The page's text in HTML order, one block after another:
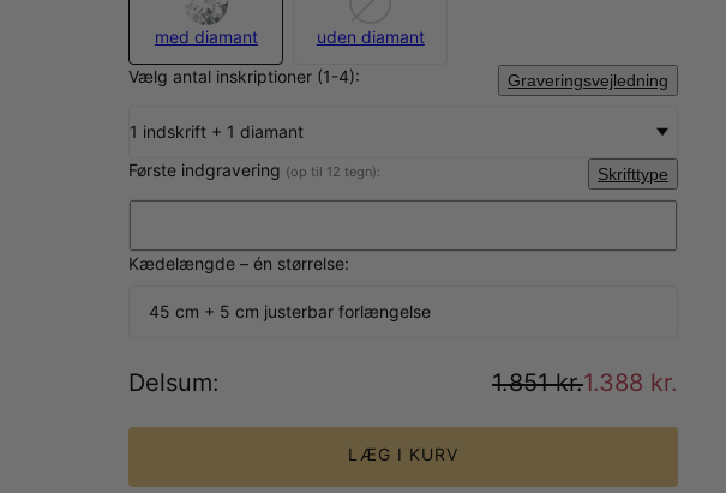
med diamant
uden diamant
Vælg antal inskriptioner (1-4):
Graveringsvejledning
1 indskrift + 1 diamant
Første indgravering (op til 12 tegn): Skrifttype
Kædelængde – én størrelse:
45 cm + 5 cm justerbar forlængelse
Delsum: 1.851 kr.1.388 kr.
LÆG I KURV